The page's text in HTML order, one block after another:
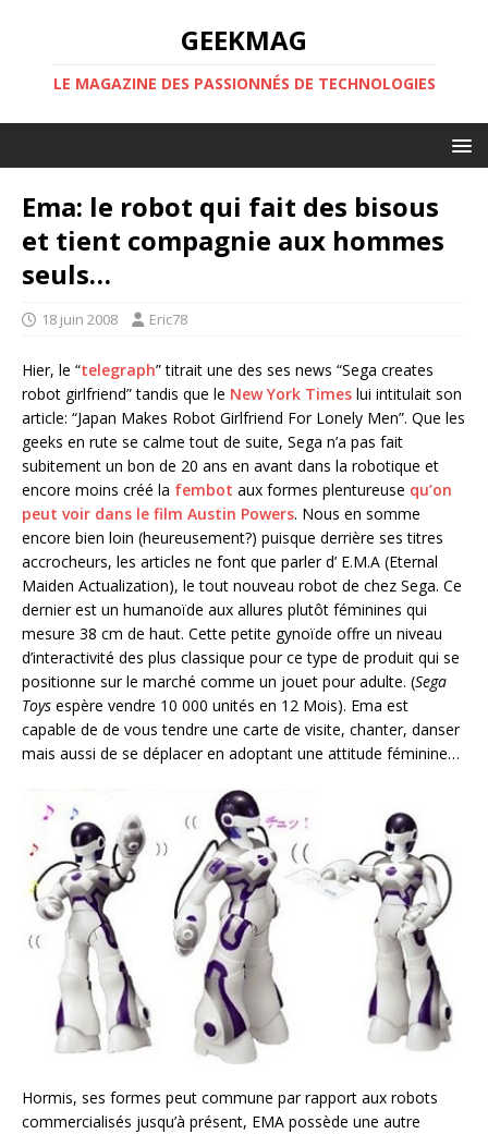
GEEKMAG
LE MAGAZINE DES PASSIONNÉS DE TECHNOLOGIES
Ema: le robot qui fait des bisous
et tient compagnie aux hommes
seuls…
18 juin 2008 Eric78
Hier, le “telegraph” titrait une des ses news “Sega creates
robot girlfriend” tandis que le New York Times lui intitulait son
article: “Japan Makes Robot Girlfriend For Lonely Men”. Que les
geeks en rute se calme tout de suite, Sega n’a pas fait
subitement un bon de 20 ans en avant dans la robotique et
encore moins créé la fembot aux formes plentureuse qu’on
peut voir dans le film Austin Powers. Nous en somme
encore bien loin (heureusement?) puisque derrière ses titres
accrocheurs, les articles ne font que parler d’ E.M.A (Eternal
Maiden Actualization), le tout nouveau robot de chez Sega. Ce
dernier est un humanoïde aux allures plutôt féminines qui
mesure 38 cm de haut. Cette petite gynoïde offre un niveau
d’interactivité des plus classique pour ce type de produit qui se
positionne sur le marché comme un jouet pour adulte. (Sega
Toys espère vendre 10 000 unités en 12 Mois). Ema est
capable de de vous tendre une carte de visite, chanter, danser
mais aussi de se déplacer en adoptant une attitude féminine…
Hormis, ses formes peut commune par rapport aux robots
commercialisés jusqu’à présent, EMA possède une autre